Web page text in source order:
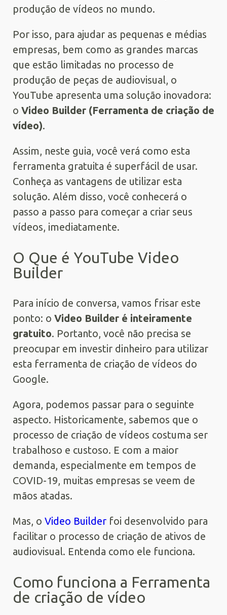
produção de vídeos no mundo.
Por isso, para ajudar as pequenas e médias
empresas, bem como as grandes marcas
que estão limitadas no processo de
produção de peças de audiovisual, o
YouTube apresenta uma solução inovadora:
o Video Builder (Ferramenta de criação de
vídeo).
Assim, neste guia, você verá como esta
ferramenta gratuita é superfácil de usar.
Conheça as vantagens de utilizar esta
solução. Além disso, você conhecerá o
passo a passo para começar a criar seus
vídeos, imediatamente.
O Que é YouTube Video
Builder
Para início de conversa, vamos frisar este
ponto: o Video Builder é inteiramente
gratuito. Portanto, você não precisa se
preocupar em investir dinheiro para utilizar
esta ferramenta de criação de vídeos do
Google.
Agora, podemos passar para o seguinte
aspecto. Historicamente, sabemos que o
processo de criação de vídeos costuma ser
trabalhoso e custoso. E com a maior
demanda, especialmente em tempos de
COVID-19, muitas empresas se veem de
mãos atadas.
Mas, o Video Builder foi desenvolvido para
facilitar o processo de criação de ativos de
audiovisual. Entenda como ele funciona.
Como funciona a Ferramenta
de criação de vídeo